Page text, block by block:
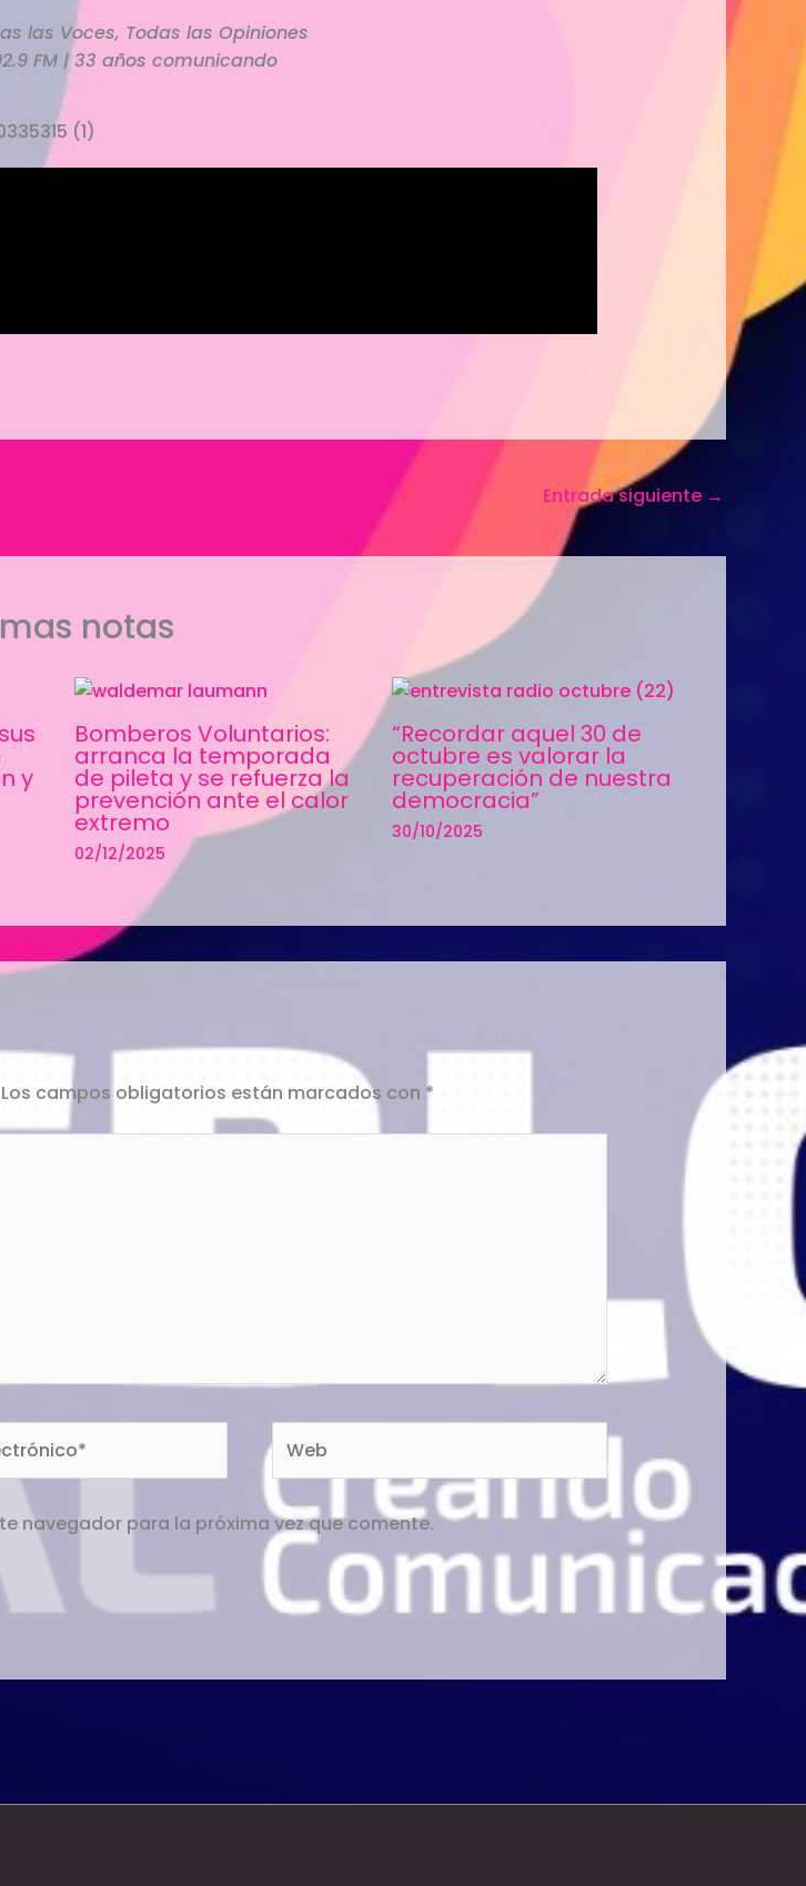
las Voces, Todas las Opiniones
FM | 33 años comunicando
Entrada siguiente →
notas
y
Bomberos Voluntarios:
arranca la temporada
de pileta y se refuerza la
prevención ante el calor
extremo
02/12/2025
“Recordar aquel 30 de
octubre es valorar la
recuperación de nuestra
democracia”
30/10/2025
Los campos obligatorios están marcados con *
navegador para la próxima vez que comente.